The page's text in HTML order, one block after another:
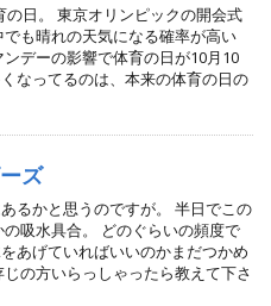
の日。 東京オリンピックの開会式
も晴れの天気になる確率が高い
ンデーの影響で体育の日が10月10
なってるのは、本来の体育の日の
ズ
るかと思うのですが。 半日でこの
吸水具合。 どのぐらいの頻度で
あげていればいいのかまだつかめ
の方いらっしゃったら教えて下さ